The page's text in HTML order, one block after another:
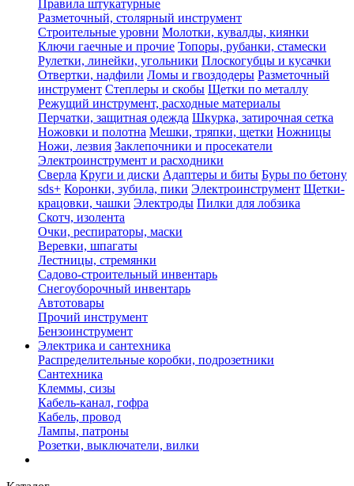
Правила штукатурные
Разметочный, столярный инструмент
Строительные уровни Молотки, кувалды, киянки
Ключи гаечные и прочие Топоры, рубанки, стамески
Рулетки, линейки, угольники Плоскогубцы и кусачки
Отвертки, надфили Ломы и гвоздодеры Разметочный
инструмент Степлеры и скобы Щетки по металлу
Режущий инструмент, расходные материалы
Перчатки, защитная одежда Шкурка, затирочная сетка
Ножовки и полотна Мешки, тряпки, щетки Ножницы
Ножи, лезвия Заклепочники и просекатели
Электроинструмент и расходники
Сверла Круги и диски Адаптеры и биты Буры по бетону
sds+ Коронки, зубила, пики Электроинструмент Щетки-
крацовки, чашки Электроды Пилки для лобзика
Скотч, изолента
Очки, респираторы, маски
Веревки, шпагаты
Лестницы, стремянки
Садово-строительный инвентарь
Снегоуборочный инвентарь
Автотовары
Прочий инструмент
Бензоинструмент
Электрика и сантехника
Распределительные коробки, подрозетники
Сантехника
Клеммы, сизы
Кабель-канал, гофра
Кабель, провод
Лампы, патроны
Розетки, выключатели, вилки